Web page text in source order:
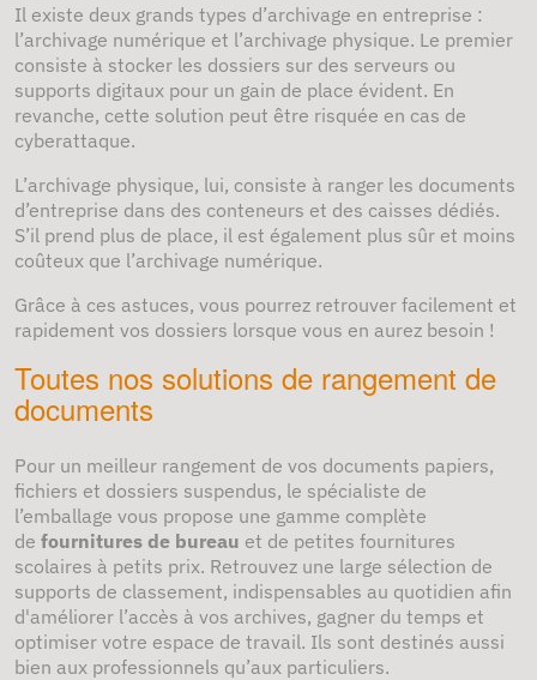
Il existe deux grands types d’archivage en entreprise :
l’archivage numérique et l’archivage physique. Le premier
consiste à stocker les dossiers sur des serveurs ou
supports digitaux pour un gain de place évident. En
revanche, cette solution peut être risquée en cas de
cyberattaque.
L’archivage physique, lui, consiste à ranger les documents
d’entreprise dans des conteneurs et des caisses dédiés.
S’il prend plus de place, il est également plus sûr et moins
coûteux que l’archivage numérique.
Grâce à ces astuces, vous pourrez retrouver facilement et
rapidement vos dossiers lorsque vous en aurez besoin !
Toutes nos solutions de rangement de
documents
Pour un meilleur rangement de vos documents papiers,
fichiers et dossiers suspendus, le spécialiste de
l’emballage vous propose une gamme complète
de fournitures de bureau et de petites fournitures
scolaires à petits prix. Retrouvez une large sélection de
supports de classement, indispensables au quotidien afin
d'améliorer l’accès à vos archives, gagner du temps et
optimiser votre espace de travail. Ils sont destinés aussi
bien aux professionnels qu’aux particuliers.